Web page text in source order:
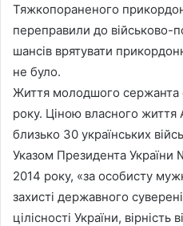
Тяжкопораненого
переправили до військово-
шансів врятувати
не було.
Життя молодшого сержанта
року. Ціною власного життя
близько 30 українських
Указом Президента України
2014 року, «за особисту
захисті державного
цілісності України, вірність